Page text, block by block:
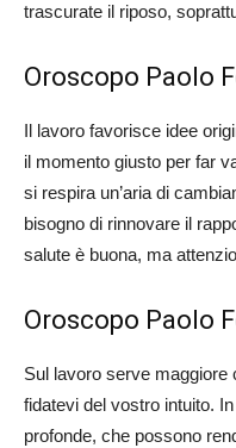
trascurate il riposo,
Oroscopo Paolo
Il lavoro favorisce idee
il momento giusto per far
si respira un’aria di
bisogno di rinnovare il
salute è buona, ma
Oroscopo Paolo
Sul lavoro serve maggiore
fidatevi del vostro intuito.
profonde, che possono